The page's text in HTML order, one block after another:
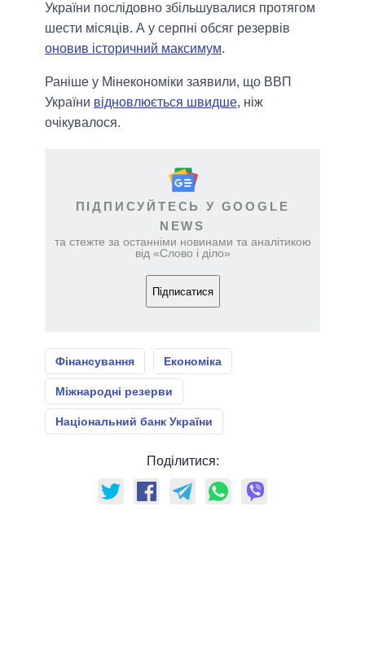
України послідовно збільшувалися протягом
шести місяців. А у серпні обсяг резервів
оновив історичний максимум.
Раніше у Мінекономіки заявили, що ВВП
України відновлюється швидше, ніж
очікувалося.
ПІДПИСУЙТЕСЬ У GOOGLE
NEWS
та стежте за останніми новинами та аналітикою
від «Слово і діло»
Підписатися
Фінансування Економіка
Міжнародні резерви
Національний банк України
Поділитися: